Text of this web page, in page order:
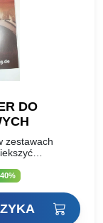
DO
zestawach